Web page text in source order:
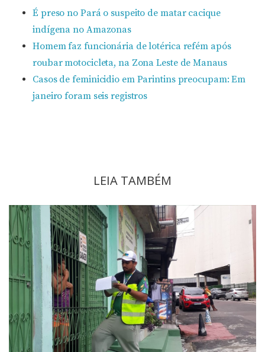
É preso no Pará o suspeito de matar cacique
indígena no Amazonas
Homem faz funcionária de lotérica refém após
roubar motocicleta, na Zona Leste de Manaus
Casos de feminicidio em Parintins preocupam: Em
janeiro foram seis registros
LEIA TAMBÉM